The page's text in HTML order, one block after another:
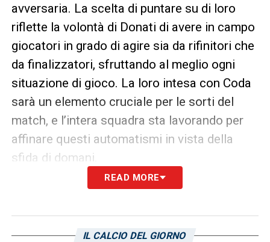
avversaria. La scelta di puntare su di loro
riflette la volontà di Donati di avere in campo
giocatori in grado di agire sia da rifinitori che
da finalizzatori, sfruttando al meglio ogni
situazione di gioco. La loro intesa con Coda
sarà un elemento cruciale per le sorti del
match, e l’intera squadra sta lavorando per
affinare questi automatismi in vista della
sfida di domani.
READ MORE
IL CALCIO DEL GIORNO